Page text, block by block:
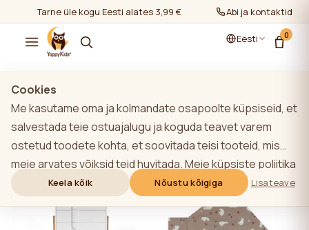
Tarne üle kogu Eesti alates 3,99 € Abi ja kontaktid
Eesti 0
Kõik tooted
Filtrid Kõige populaarsem
Cookies
Me kasutame oma ja kolmandate osapoolte küpsiseid, et
salvestada teie ostuajalugu ja koguda teavet varem
ostetud toodete kohta, et soovitada teisi tooteid, mis
meie arvates võiksid teid huvitada. Meie küpsiste poliitika
kohta lisateabe saamiseks klõpsake nupule "Lisateave".
Võite nõustuda kõigi küpsiste kasutamisega, klõpsates
nupule "Nõustu kõigiga" või lükata need tagasi,
Keela kõik Nõustu kõigiga Lisateave